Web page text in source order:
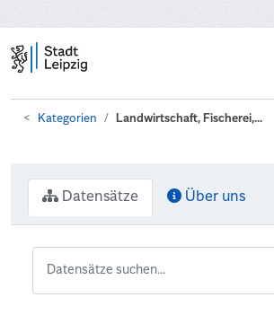
Kategorien Landwirtschaft, Fischerei,...
Datensätze Über uns